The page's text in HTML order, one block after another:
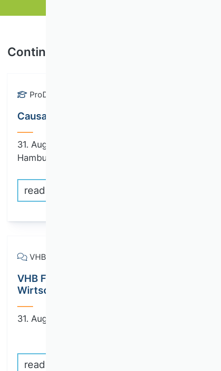
Continuing education and training
ProDok
Causal Machine Learning
31. August until 03. September 2026 |
Hamburg
read more
VHB Forum
VHB Forum: BWL und
Wirtschaftspolitik
31. August 2026
read more